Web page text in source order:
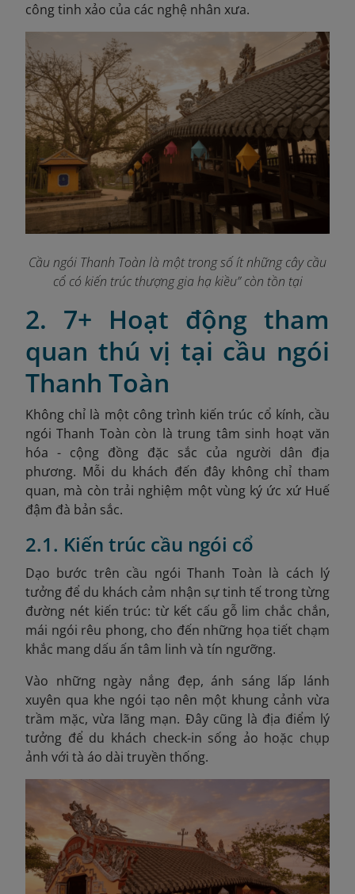
công tinh xảo của các nghệ nhân xưa.
Cầu ngói Thanh Toàn là một trong số ít những cây cầu
cổ có kiến trúc thượng gia hạ kiều” còn tồn tại
2. 7+ Hoạt động tham
quan thú vị tại cầu ngói
Thanh Toàn
Không chỉ là một công trình kiến trúc cổ kính, cầu
ngói Thanh Toàn còn là trung tâm sinh hoạt văn
hóa - cộng đồng đặc sắc của người dân địa
phương. Mỗi du khách đến đây không chỉ tham
quan, mà còn trải nghiệm một vùng ký ức xứ Huế
đậm đà bản sắc.
2.1. Kiến trúc cầu ngói cổ
Dạo bước trên cầu ngói Thanh Toàn là cách lý
tưởng để du khách cảm nhận sự tinh tế trong từng
đường nét kiến trúc: từ kết cấu gỗ lim chắc chắn,
mái ngói rêu phong, cho đến những họa tiết chạm
khắc mang dấu ấn tâm linh và tín ngưỡng.
Vào những ngày nắng đẹp, ánh sáng lấp lánh
xuyên qua khe ngói tạo nên một khung cảnh vừa
trầm mặc, vừa lãng mạn. Đây cũng là địa điểm lý
tưởng để du khách check-in sống ảo hoặc chụp
ảnh với tà áo dài truyền thống.